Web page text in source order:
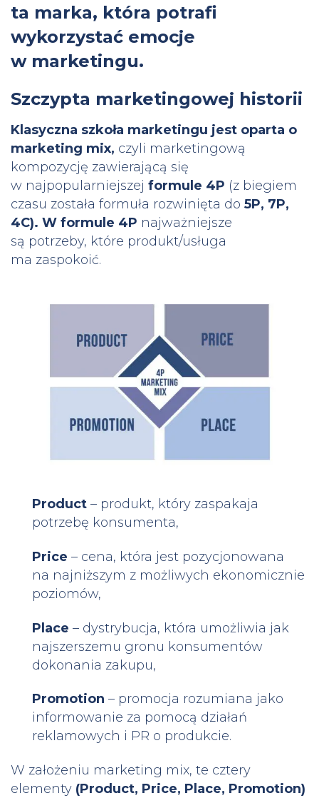
ta marka, która potrafi
wykorzystać emocje
w marketingu.
Szczypta marketingowej historii
Klasyczna szkoła marketingu jest oparta o
marketing mix, czyli marketingową
kompozycję zawierającą się
w najpopularniejszej formule 4P (z biegiem
czasu została formuła rozwinięta do 5P, 7P,
4C). W formule 4P najważniejsze
są potrzeby, które produkt/usługa
ma zaspokoić.
Product – produkt, który zaspakaja
potrzebę konsumenta,
Price – cena, która jest pozycjonowana
na najniższym z możliwych ekonomicznie
poziomów,
Place – dystrybucja, która umożliwia jak
najszerszemu gronu konsumentów
dokonania zakupu,
Promotion – promocja rozumiana jako
informowanie za pomocą działań
reklamowych i PR o produkcie.
W założeniu marketing mix, te cztery
elementy (Product, Price, Place, Promotion)